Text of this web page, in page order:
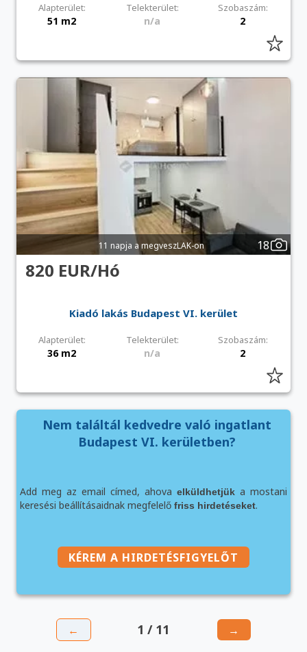
Alapterület: Telekterület: Szobaszám:
51 m2 n/a 2
11 napja a megveszLAK-on 18
820 EUR/Hó
Kiadó lakás Budapest VI. kerület
Alapterület: Telekterület: Szobaszám:
36 m2 n/a 2
Nem találtál kedvedre való ingatlant
Budapest VI. kerületben?
Add meg az email címed, ahova elküldhetjük a mostani
keresési beállításaidnak megfelelő friss hirdetéseket.
KÉREM A HIRDETÉSFIGYELŐT
← 1 / 11 →